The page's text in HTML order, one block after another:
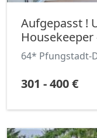
Aufgepasst !
64* Pfungstadt-
301 - 400 €